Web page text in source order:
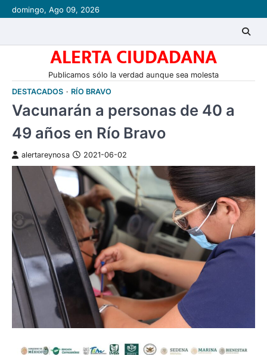
Skip
to
domingo, Ago 09, 2026
ALERTA CIUDADANA
Publicamos sólo la verdad aunque sea molesta
DESTACADOS
RÍO BRAVO
Vacunarán a personas de 40 a
49 años en Río Bravo
alertareynosa 2021-06-02